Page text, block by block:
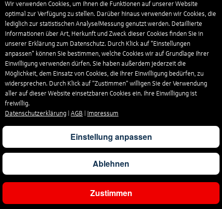
Wir verwenden Cookies, um Ihnen die Funktionen auf unserer Website
optimal zur Verfügung zu stellen. Darüber hinaus verwenden wir Cookies, die
lediglich zur statistischen Analyse/Messung genutzt werden. Detaillierte
Informationen über Art, Herkunft und Zweck dieser Cookies finden Sie in
unserer Erklärung zum Datenschutz. Durch Klick auf "Einstellungen
anpassen" können Sie bestimmen, welche Cookies wir auf Grundlage Ihrer
Einwilligung verwenden dürfen. Sie haben außerdem jederzeit die
Möglichkeit, dem Einsatz von Cookies, die Ihrer Einwilligung bedürfen, zu
widersprechen. Durch Klick auf “Zustimmen“ willigen Sie der Verwendung
aller auf dieser Website einsetzbaren Cookies ein. Ihre Einwilligung ist
freiwillig.
Datenschutzerklärung
AGB Impressum
Einstellung anpassen
Ablehnen
Zustimmen